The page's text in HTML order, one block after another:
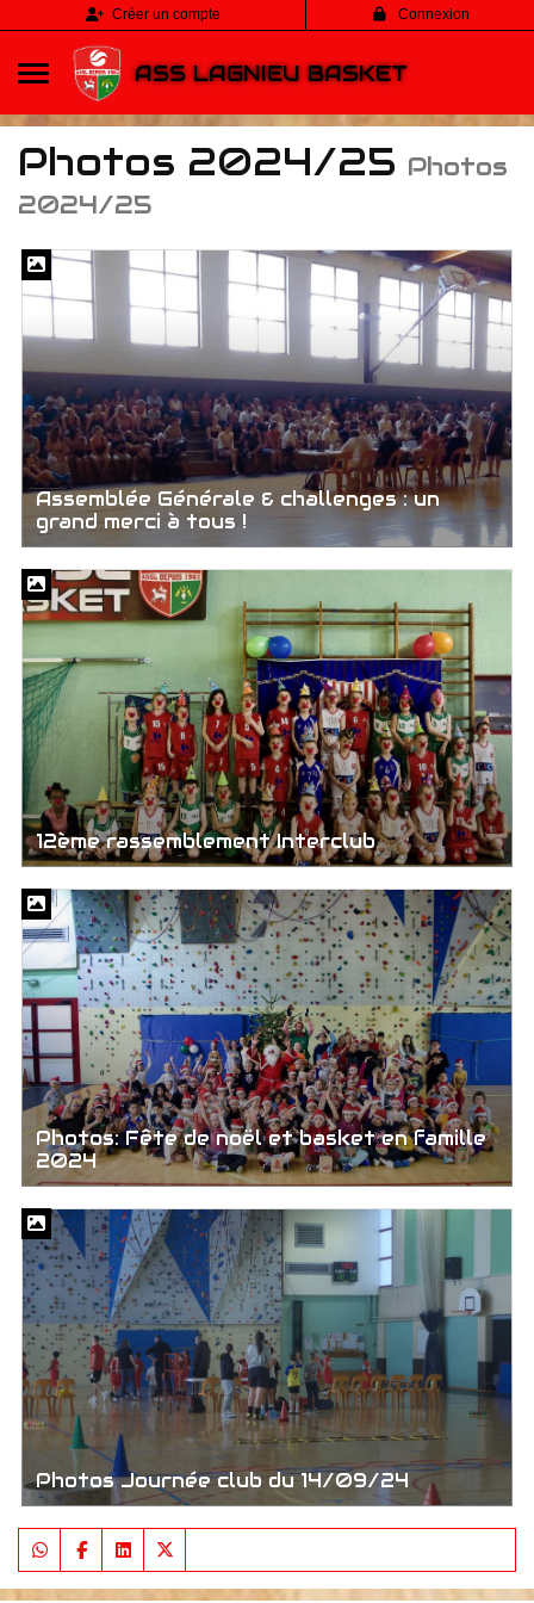
Créer un compte Connexion
ASS LAGNIEU BASKET
Photos 2024/25 Photos
2024/25
Assemblée Générale & challenges : un
grand merci à tous !
12ème rassemblement Interclub
Photos: Fête de noël et basket en famille
2024
Photos Journée club du 14/09/24
Panneau de gestion des cookies